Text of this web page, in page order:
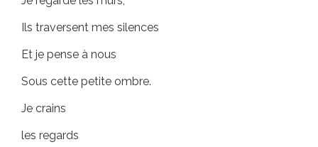
Ils traversent mes silences
Et je pense à nous
Sous cette petite ombre.
Je crains
les regards